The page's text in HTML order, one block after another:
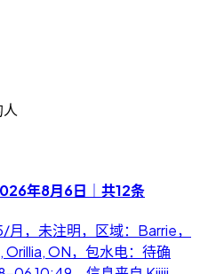
年8月6日｜共12条
，未注明，区域：Barrie，
ON，包水电：待确